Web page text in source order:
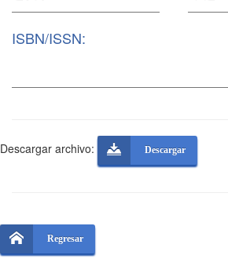
ISBN/ISSN:
Descargar archivo: Descargar
Regresar